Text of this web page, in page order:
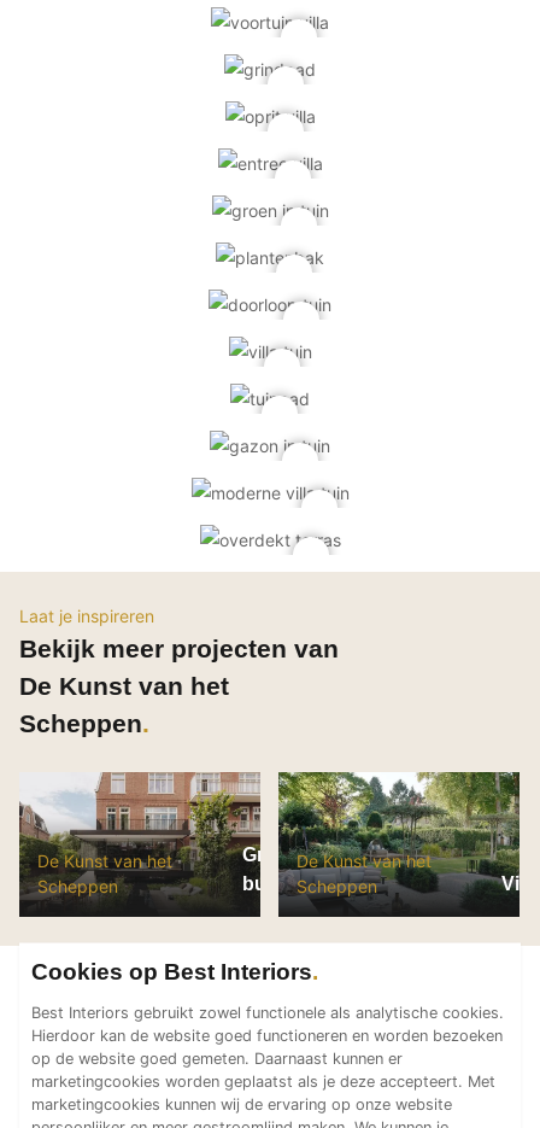
Natuursteen en keramiek vloeren
Technologie
Audio/Video
Thuisbioscoop
Domotica
Fitnessapparatuur
Wifi
Overig
Aannemers Interieur
Binnenzwembaden
Wellness
Wijnkelder en wijnkasten
Laat je inspireren
Bekijk meer projecten van
De Kunst van het
Scheppen
De Kunst van het
Scheppen
Groene en serene
buitenruimte in
stedelijke omgeving
De Kunst van het
Scheppen
Cookies op Best Interiors
Best Interiors gebruikt zowel functionele als analytische cookies.
Hierdoor kan de website goed functioneren en worden bezoeken
op de website goed gemeten. Daarnaast kunnen er
marketingcookies worden geplaatst als je deze accepteert. Met
marketingcookies kunnen wij de ervaring op onze website